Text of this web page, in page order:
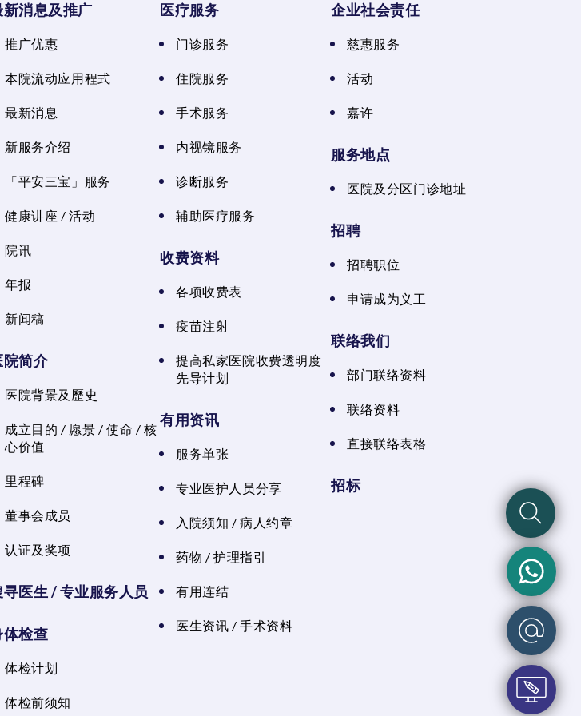
新消息及推广
推广优惠
本院流动应用程式
最新消息
新服务介绍
「平安三宝」服务
健康讲座 / 活动
院讯
年报
新闻稿
院简介
医院背景及歷史
成立目的 / 愿景 / 使命 / 核
心价值
里程碑
董事会成员
认证及奖项
寻医生 / 专业服务人员
体检查
体检计划
体检前须知
医疗服务
门诊服务
住院服务
手术服务
内视镜服务
诊断服务
辅助医疗服务
收费资料
各项收费表
疫苗注射
提高私家医院收费透明度
先导计划
有用资讯
服务单张
专业医护人员分享
入院须知 / 病人约章
药物 / 护理指引
有用连结
医生资讯 / 手术资料
企业社会责任
慈惠服务
活动
嘉许
服务地点
医院及分区门诊地址
招聘
招聘职位
申请成为义工
联络我们
部门联络资料
联络资料
直接联络表格
招标